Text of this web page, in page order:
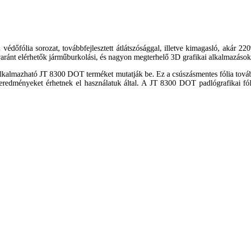
sorozat, továbbfejlesztett átlátszósággal, illetve kimagasló, akár
elérhetők járműburkolási, és nagyon megterhelő 3D grafikai
JT 8300 DOT terméket mutatják be. Ez a csúszásmentes fólia
érhetnek el használatuk által. A JT 8300 DOT padlógrafikai